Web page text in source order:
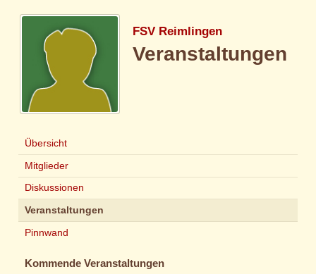
FSV Reimlingen
Veranstaltungen
Übersicht
Mitglieder
Diskussionen
Veranstaltungen
Pinnwand
Kommende Veranstaltungen